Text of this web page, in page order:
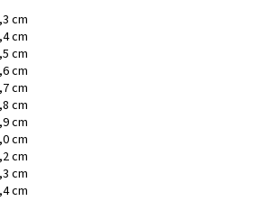
cm
cm
cm
cm
cm
cm
cm
cm
cm
cm
cm